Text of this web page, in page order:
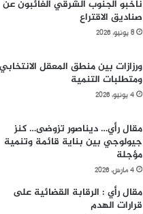
ناخبو الجنوب الشرقي الغائبون عن
صناديق الاقتراع
8 يونيو، 2026
ورزازات بين منطق المعقل الانتخابي
ومتطلبات التنمية
4 يونيو، 2026
مقال رأي… ديناصور تزوضى… كنز
جيولوجي بين بناية قائمة وتنمية
مؤجلة
4 مارس، 2026
مقال رأي : الرقابة القضائية على
قرارات الهدم